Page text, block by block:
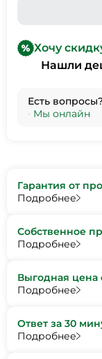
Хочу
Нашли
Есть
• Мы онлайн
Гарантия от
Подробнее
Собственное
Подробнее
Выгодная цена
Подробнее
Ответ за 30
Подробнее